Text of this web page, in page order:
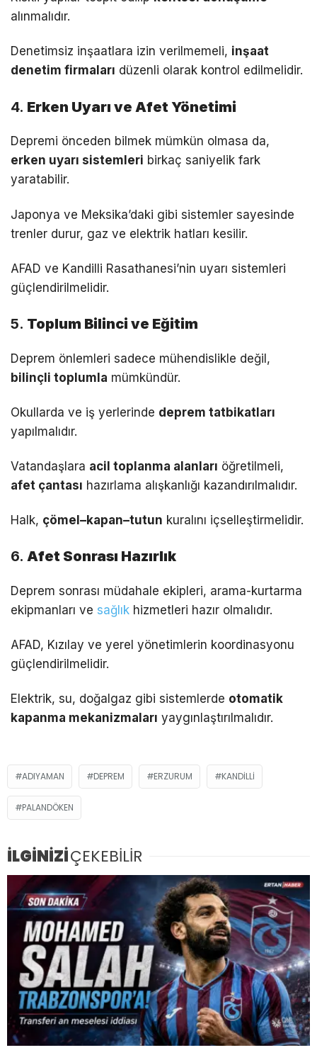
alınmalıdır.
Denetimsiz inşaatlara izin verilmemeli, inşaat
denetim firmaları düzenli olarak kontrol edilmelidir.
4. Erken Uyarı ve Afet Yönetimi
Depremi önceden bilmek mümkün olmasa da,
erken uyarı sistemleri birkaç saniyelik fark
yaratabilir.
Japonya ve Meksika’daki gibi sistemler sayesinde
trenler durur, gaz ve elektrik hatları kesilir.
AFAD ve Kandilli Rasathanesi’nin uyarı sistemleri
güçlendirilmelidir.
5. Toplum Bilinci ve Eğitim
Deprem önlemleri sadece mühendislikle değil,
bilinçli toplumla mümkündür.
Okullarda ve iş yerlerinde deprem tatbikatları
yapılmalıdır.
Vatandaşlara acil toplanma alanları öğretilmeli,
afet çantası hazırlama alışkanlığı kazandırılmalıdır.
Halk, çömel–kapan–tutun kuralını içselleştirmelidir.
6. Afet Sonrası Hazırlık
Deprem sonrası müdahale ekipleri, arama-kurtarma
ekipmanları ve sağlık hizmetleri hazır olmalıdır.
AFAD, Kızılay ve yerel yönetimlerin koordinasyonu
güçlendirilmelidir.
Elektrik, su, doğalgaz gibi sistemlerde otomatik
kapanma mekanizmaları yaygınlaştırılmalıdır.
ADIYAMAN DEPREM ERZURUM KANDILLI
PALANDÖKEN
İLGİNİZİÇEKEBİLİR